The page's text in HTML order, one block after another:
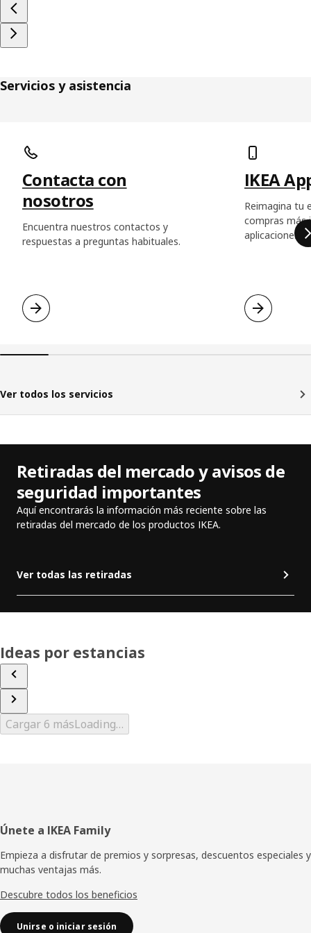
Servicios y asistencia
Contacta con
nosotros
Encuentra nuestros contactos y
respuestas a preguntas habituales.
IKEA
Reimagina tu
compras más
aplicaciones
Ver todos los servicios
Retiradas del mercado y avisos de
seguridad importantes
Aquí encontrarás la información más reciente sobre las
retiradas del mercado de los productos IKEA.
Ver todas las retiradas
Ideas por estancias
Cargar 6 másLoading…
Pie
de
página
Únete a IKEA Family
Empieza a disfrutar de premios y sorpresas, descuentos especiales y
muchas ventajas más.
Descubre todos los beneficios
Unirse o iniciar sesión